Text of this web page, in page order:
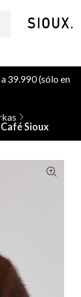
39.990 (sólo en
Sioux